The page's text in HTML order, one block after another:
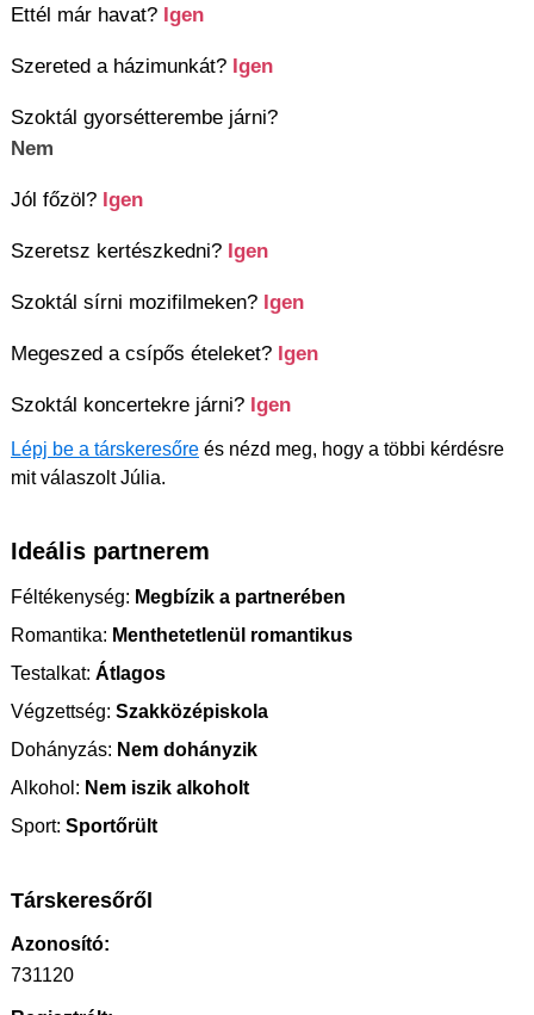
Ettél már havat? Igen
Szereted a házimunkát? Igen
Szoktál gyorsétterembe járni?
Nem
Jól főzöl? Igen
Szeretsz kertészkedni? Igen
Szoktál sírni mozifilmeken? Igen
Megeszed a csípős ételeket? Igen
Szoktál koncertekre járni? Igen
Lépj be a társkeresőre és nézd meg, hogy a többi kérdésre
mit válaszolt Júlia.
Ideális partnerem
Féltékenység: Megbízik a partnerében
Romantika: Menthetetlenül romantikus
Testalkat: Átlagos
Végzettség: Szakközépiskola
Dohányzás: Nem dohányzik
Alkohol: Nem iszik alkoholt
Sport: Sportőrült
Társkeresőről
Azonosító:
731120